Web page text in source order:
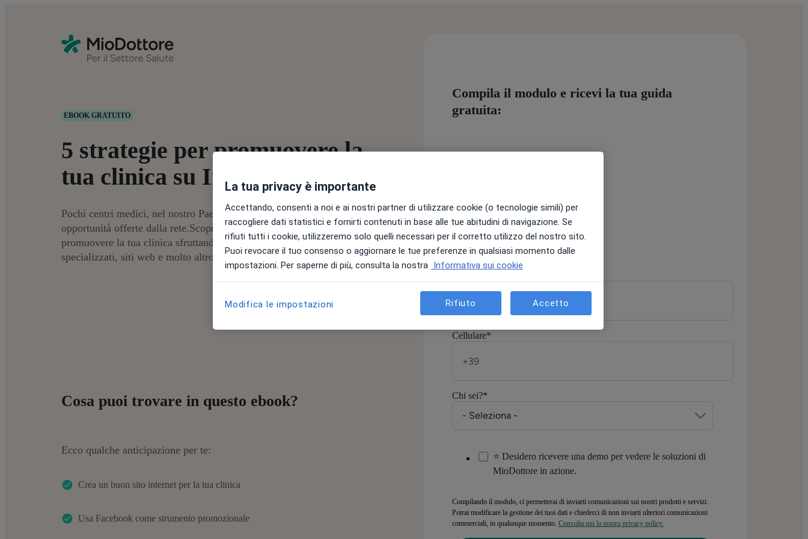
EBOOK GRATUITO
5 strategie per promuovere la
tua clinica su Internet
Pochi centri medici, nel nostro Paese, sanno cogliere appieno le
opportunità offerte dalla rete.Scopri, in questo eBook, 5 modi diversi di
promuovere la tua clinica sfruttando i social network, portali
specializzati, siti web e molto altro.
Compila il modulo e ricevi la tua guida
gratuita:
Cognome
Cellulare*
Chi sei?*
⭐ Desidero ricevere una demo per vedere le soluzioni di
MioDottore in azione.
Compilando il modulo, ci permetterai di inviarti comunicazioni sui nostri prodotti e servizi.
Potrai modificare la gestione dei tuoi dati e chiederci di non inviarti ulteriori comunicazioni
commerciali, in qualunque momento. Consulta qui la nostra privacy policy.
Cosa puoi trovare in questo ebook?
Ecco qualche anticipazione per te:
Crea un buon sito internet per la tua clinica
Usa Facebook come strumento promozionale
La tua privacy è importante
Accettando, consenti a noi e ai nostri partner di utilizzare cookie (o tecnologie simili) per
raccogliere dati statistici e fornirti contenuti in base alle tue abitudini di navigazione. Se
rifiuti tutti i cookie, utilizzeremo solo quelli necessari per il corretto utilizzo del nostro sito.
Puoi revocare il tuo consenso o aggiornare le tue preferenze in qualsiasi momento dalle
impostazioni. Per saperne di più, consulta la nostra Informativa sui cookie
Modifica le impostazioni Rifiuto Accetto